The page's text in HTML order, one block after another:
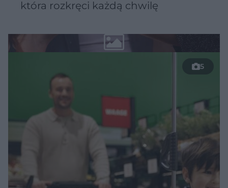
która rozkręci każdą chwilę
5